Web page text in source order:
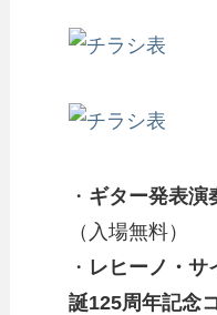
・ ギター発表
（入場無料）
・ レヒーノ・
誕125周年記念